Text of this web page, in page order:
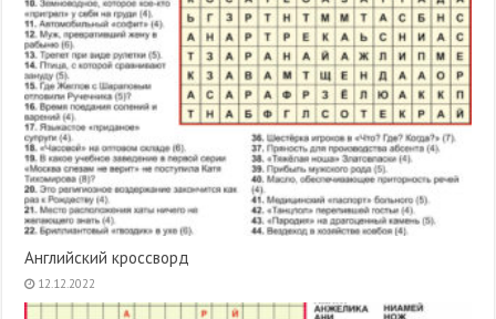
Английский кроссворд
12.12.2022